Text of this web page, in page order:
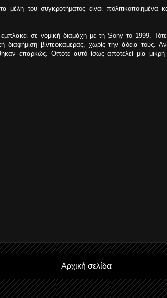
μέλη του συγκροτήματος είναι πολιτικοποιημένα
σε νομική διαμάχη με τη Sony το 1999. Τότε
διαφήμιση βιντεοκάμερας, χωρίς την άδεια τους.
επαρκώς. Οπότε αυτό ίσως αποτελεί μία μικρή
Αρχική σελίδα